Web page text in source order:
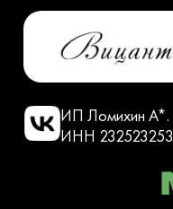
ИП Ломихин А*.
ИНН 232523253